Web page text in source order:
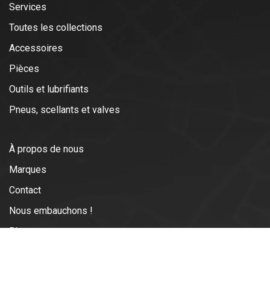
Services
Toutes les collections
Accessoires
Pièces
Outils et lubrifiants
Pneus, scellants et valves
À propos de nous
Marques
Contact
Nous embauchons !
Blogs